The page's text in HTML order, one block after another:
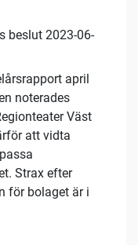
beslut 2023-06-
april
noterades
Väst
att vidta
Strax efter
för bolaget är i